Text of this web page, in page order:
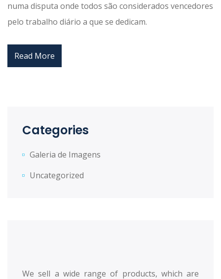
numa disputa onde todos são considerados vencedores
pelo trabalho diário a que se dedicam.
Read More
Categories
Galeria de Imagens
Uncategorized
We sell a wide range of products, which are